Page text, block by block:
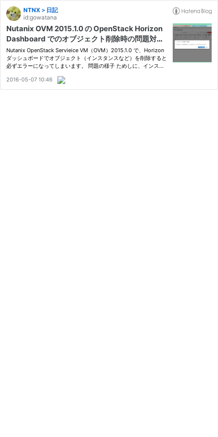
NTNX＞日記
id:gowatana
Nutanix OVM 2015.1.0 の OpenStack Horizon
Dashboard でのオブジェクト削除時の問題対
応。
Nutanix OpenStack Servieice VM（OVM）2015.1.0 で、Horizon
ダッシュボードでオブジェクト（インスタンスなど）を削除すると
必ずエラーになってしまいます。 問題の様子 ためしに、インスタ
2016-05-07 10:46